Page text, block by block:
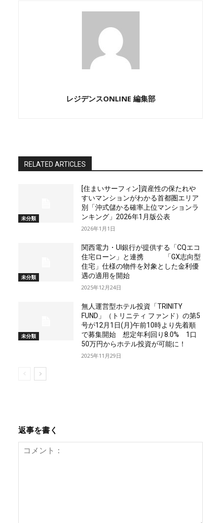
レジデンスONLINE 編集部
RELATED ARTICLES
未分類
[住まいサーフィン]資産性の保たれや
すいマンションがわかる首都圏エリア
別「沖式儲かる確率上位マンションラ
ンキング」2026年1月版公表
2026年1月1日
未分類
関西電力・UI銀行が提供する「CQエコ
住宅ローン」と連携 「GX志向型
住宅」仕様の物件を対象とした金利優
遇の適用を開始
2025年12月24日
未分類
無人運営型ホテル投資「TRINITY
FUND」（トリニティ ファンド）の第5
号が12月1日(月)午前10時より先着順
で募集開始 想定年利回り8.0% 1口
50万円からホテル投資が可能に！
2025年11月29日
返事を書く